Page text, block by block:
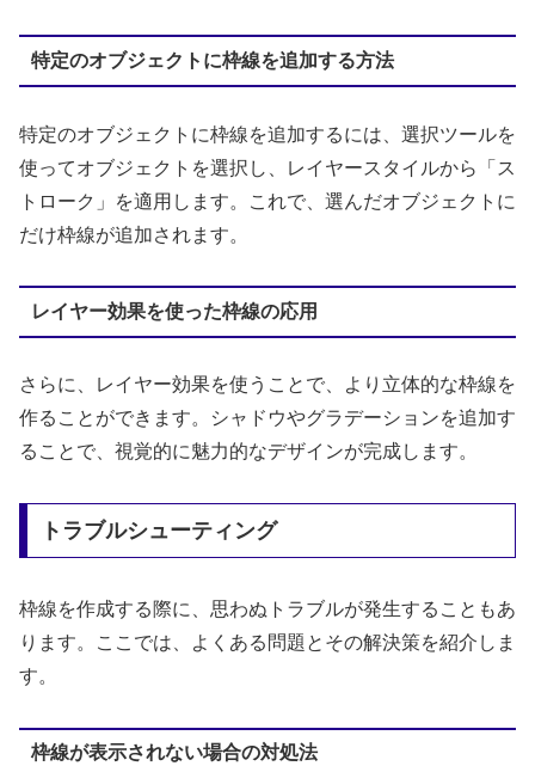
特定のオブジェクトに枠線を追加する方法
特定のオブジェクトに枠線を追加するには、選択ツールを
使ってオブジェクトを選択し、レイヤースタイルから「ス
トローク」を適用します。これで、選んだオブジェクトに
だけ枠線が追加されます。
レイヤー効果を使った枠線の応用
さらに、レイヤー効果を使うことで、より立体的な枠線を
作ることができます。シャドウやグラデーションを追加す
ることで、視覚的に魅力的なデザインが完成します。
トラブルシューティング
枠線を作成する際に、思わぬトラブルが発生することもあ
ります。ここでは、よくある問題とその解決策を紹介しま
す。
枠線が表示されない場合の対処法